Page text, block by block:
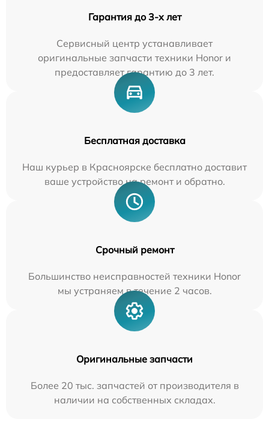
Гарантия до 3-х лет
Сервисный центр устанавливает
оригинальные запчасти техники Honor и
предоставляет гарантию до 3 лет.
Бесплатная доставка
Наш курьер в Красноярске бесплатно доставит
ваше устройство на ремонт и обратно.
Срочный ремонт
Большинство неисправностей техники Honor
мы устраняем в течение 2 часов.
Оригинальные запчасти
Более 20 тыс. запчастей от производителя в
наличии на собственных складах.